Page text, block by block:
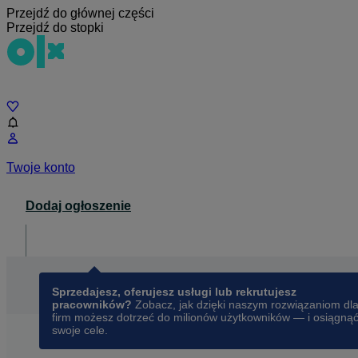
Przejdź do głównej części
Przejdź do stopki
Twoje konto
Dodaj ogłoszenie
Sprzedajesz, oferujesz usługi lub rekrutujesz
pracowników? Zobacz, jak dzięki naszym rozwiązaniom dla
firm możesz dotrzeć do milionów użytkowników — i osiągnąć
swoje cele.